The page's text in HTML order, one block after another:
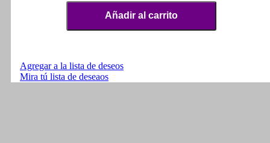
Velocidad
Cadencia
Añadir al carrito
Agregar a la lista de deseos
Mira tú lista de deseaos